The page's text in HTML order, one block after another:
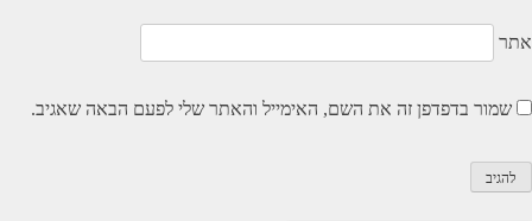
אתר
שמור בדפדפן זה את השם, האימייל והאתר שלי לפעם הבאה שאגיב.